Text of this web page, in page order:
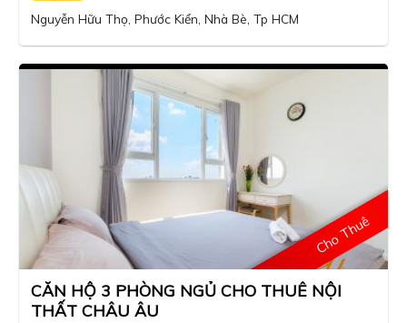
Nguyễn Hữu Thọ, Phước Kiển, Nhà Bè, Tp HCM
Cho Thuê
CĂN HỘ 3 PHÒNG NGỦ CHO THUÊ NỘI
THẤT CHÂU ÂU